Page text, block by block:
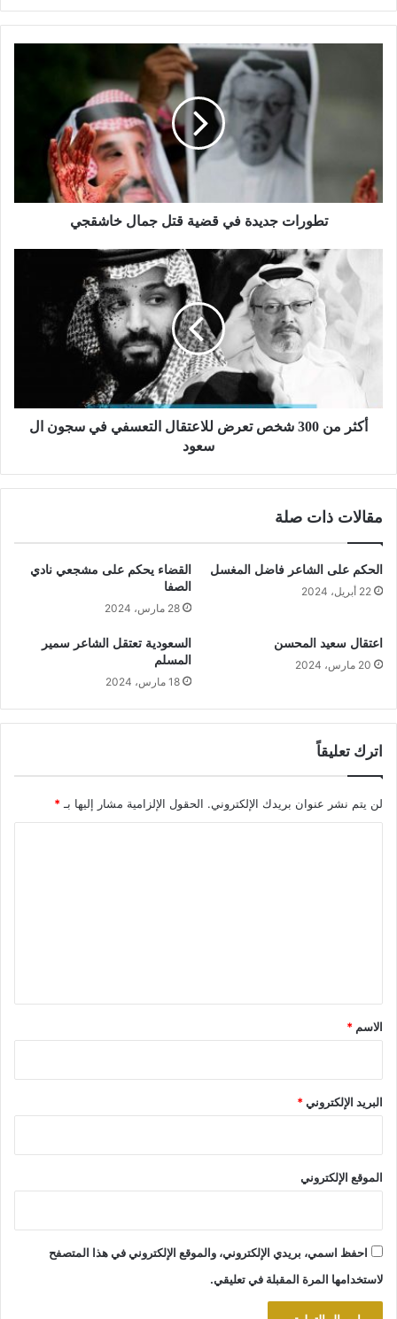
تطورات جديدة في قضية قتل جمال خاشقجي
أكثر من 300 شخص تعرض للاعتقال التعسفي في سجون ال
سعود
مقالات ذات صلة
الحكم على الشاعر فاضل المغسل
22 أبريل، 2024
القضاء يحكم على مشجعي نادي
الصفا
28 مارس، 2024
اعتقال سعيد المحسن
20 مارس، 2024
السعودية تعتقل الشاعر سمير
المسلم
18 مارس، 2024
اترك تعليقاً
لن يتم نشر عنوان بريدك الإلكتروني. الحقول الإلزامية مشار إليها بـ *
*
الاسم *
البريد الإلكتروني*
الموقع الإلكتروني
احفظ اسمي، بريدي الإلكتروني، والموقع الإلكتروني في هذا المتصفح
لاستخدامها المرة المقبلة في تعليقي.